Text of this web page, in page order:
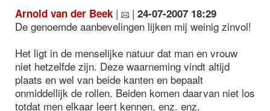
Arnold van der Beek | | 24-07-2007 18:29
De genoemde aanbevelingen lijken mij weinig zinvol!
Het ligt in de menselijke natuur dat man en vrouw
niet hetzelfde zijn. Deze waarneming vindt altijd
plaats en wel van beide kanten en bepaalt
onmiddellijk de rollen. Beiden komen daarvan niet los
totdat men elkaar leert kennen, enz. enz.